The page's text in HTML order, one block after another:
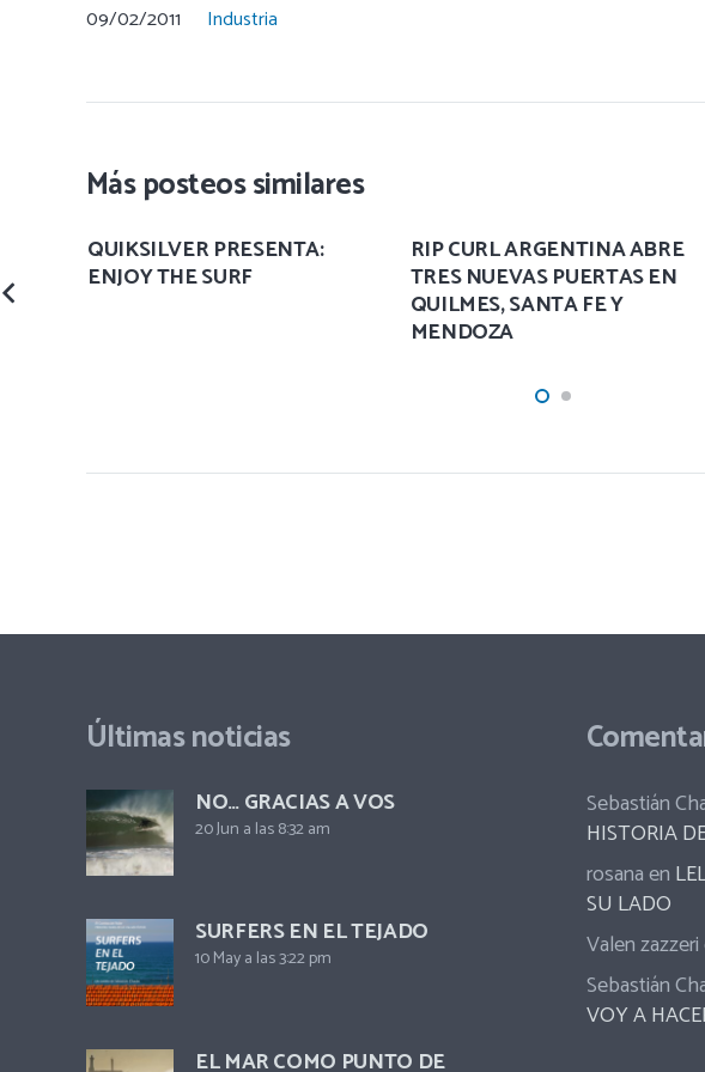
09/02/2011 Industria
Más posteos similares
QUIKSILVER PRESENTA:
ENJOY THE SURF
RIP CURL ARGENTINA ABRE
TRES NUEVAS PUERTAS EN
QUILMES, SANTA FE Y
MENDOZA
Últimas noticias
NO… GRACIAS A VOS
20 Jun a las 8:32 am
SURFERS EN EL TEJADO
10 May a las 3:22 pm
EL MAR COMO PUNTO DE
Sebastián
HISTORIA
rosanaen
SU LADO
Valen zazzeri
Sebastián
VOY A